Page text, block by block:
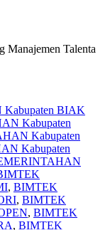
Manajemen Talenta
BIAK
Kabupaten
Kabupaten
Kabupaten
, BIMTEK
, BIMTEK
, BIMTEK
, BIMTEK